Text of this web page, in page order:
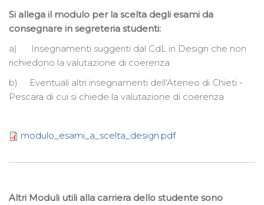
Si allega il modulo per la scelta degli esami da
consegnare in segreteria studenti:
a) Insegnamenti suggeriti dal CdL in Design che non
richiedono la valutazione di coerenza
b) Eventuali altri insegnamenti dell'Ateneo di Chieti -
Pescara di cui si chiede la valutazione di coerenza
modulo_esami_a_scelta_design.pdf
Altri Moduli utili alla carriera dello studente sono